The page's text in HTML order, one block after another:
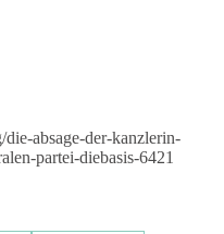
absage-der-kanzlerin-
partei-diebasis-6421